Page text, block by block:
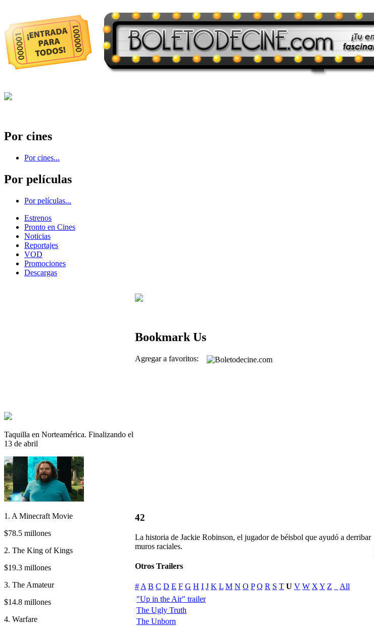
Por cines
Por cines...
Por películas
Por películas...
Estrenos
Pronto en Cines
Noticias
Reportajes
VOD
Promociones
Descargas
Taquilla en Norteamérica. Finalizando el
13 de abril
1. A Minecraft Movie
$78.5 millones
2. The King of Kings
$19.3 millones
3. The Amateur
$14.8 millones
4. Warfare
Bookmark Us
Agregar a favoritos:
42
La historia de Jackie Robinson, el jugador de béisbol que ayudó a derribar
muros raciales.
Otros Trailers
# A B C D E F G H I J K L M N O P Q R S T U V W X Y Z
All
"Up in the Air" trailer
The Ugly Truth
The Unborn